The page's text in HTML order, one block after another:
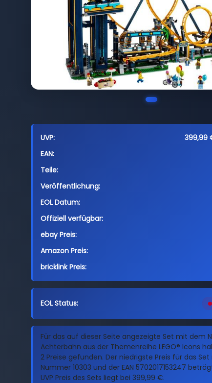
UVP:
399,99
EAN:
Teile:
Veröffentlichung:
EOL Datum:
Offiziell verfügbar:
ebay Preis:
Amazon Preis:
bricklink Preis:
EOL Status:
Für das auf dieser Seite angezeigte Set mit dem
Achterbahn aus der Themenreihe LEGO® Icons
2 Preise gefunden. Der niedrigste Preis für das
Nummer 10303 und der EAN 5702017153247
UVP Preis des Sets liegt bei 399,99 €.